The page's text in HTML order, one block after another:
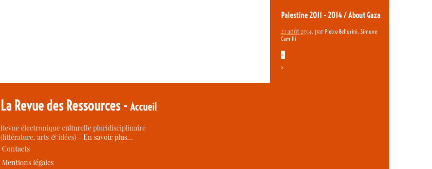
Palestine 2011 - 2014 / About Gaza
21 août 2014, par Pietro Bellorini, Simone
Camilli
<
>
La Revue des Ressources -Accueil
Revue électronique culturelle pluridisciplinaire
(littérature, arts & idées) -En savoir plus…
Contacts
Mentions légales